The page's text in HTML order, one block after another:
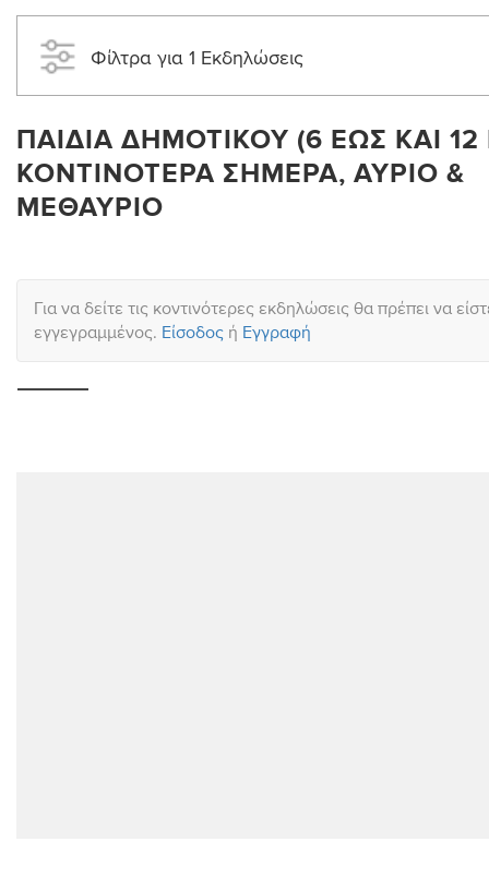
Φίλτρα για 1 Εκδηλώσεις
ΠΑΙΔΙΆ ΔΗΜΟΤΙΚΟΎ (6 ΈΩΣ ΚΑΙ
ΚΟΝΤΙΝΌΤΕΡΑ ΣΉΜΕΡΑ, ΑΎΡΙΟ &
ΜΕΘΑΎΡΙΟ
Για να δείτε τις κοντινότερες εκδηλώσεις θα πρέπει να
εγγεγραμμένος. Είσοδος ή Εγγραφή